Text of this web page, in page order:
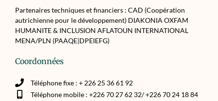
Partenaires techniques et financiers : CAD (Coopération
autrichienne pour le développement) DIAKONIA OXFAM
HUMANITE & INCLUSION AFLATOUN INTERNATIONAL
MENA/PLN (PAAQE|DPEIEFG)
Coordonnées
Téléphone fixe : + 226 25 36 61 92
Téléphone mobile : +226 70 27 62 32/ +226 70 24 18 84